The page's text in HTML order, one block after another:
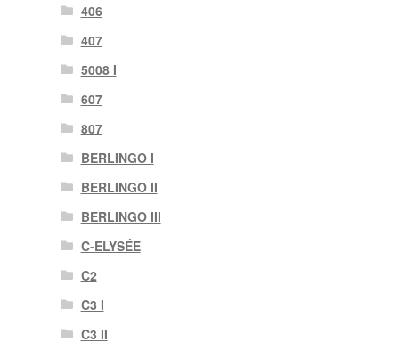
406
407
5008 I
607
807
BERLINGO I
BERLINGO II
BERLINGO III
C-ELYSÉE
C2
C3 I
C3 II